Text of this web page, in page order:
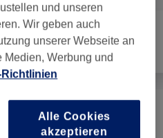
ab CHF 80
und unseren
Wir geben auch
unserer Webseite an
Medien, Werbung und
Alle Cookies
akzeptieren